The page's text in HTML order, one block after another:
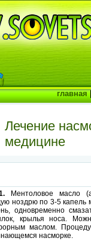
Лечение
медицине
Ментоловое масло
ноздрю по 3-5 капель
одновременно
крылья носа.
маслом.
насморке.
главная